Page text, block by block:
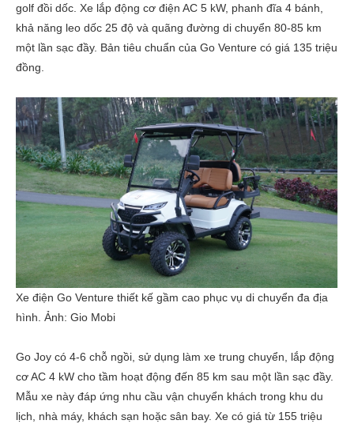
golf đồi dốc. Xe lắp động cơ điện AC 5 kW, phanh đĩa 4 bánh,
khả năng leo dốc 25 độ và quãng đường di chuyển 80-85 km
một lần sạc đầy. Bản tiêu chuẩn của Go Venture có giá 135 triệu
đồng.
Xe điện Go Venture thiết kế gầm cao phục vụ di chuyển đa địa
hình. Ảnh: Gio Mobi
Go Joy có 4-6 chỗ ngồi, sử dụng làm xe trung chuyển, lắp động
cơ AC 4 kW cho tầm hoạt động đến 85 km sau một lần sạc đầy.
Mẫu xe này đáp ứng nhu cầu vận chuyển khách trong khu du
lịch, nhà máy, khách sạn hoặc sân bay. Xe có giá từ 155 triệu